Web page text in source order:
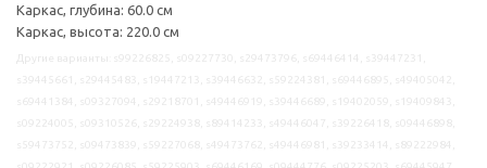
Каркас, глубина: 60.0 см
Каркас, высота: 220.0 см